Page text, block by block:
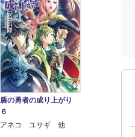
盾の勇者の成り上がり
６
アネコ ユサギ 他